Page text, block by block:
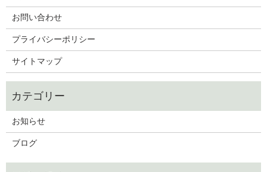
お問い合わせ
プライバシーポリシー
サイトマップ
お知らせ
ブログ